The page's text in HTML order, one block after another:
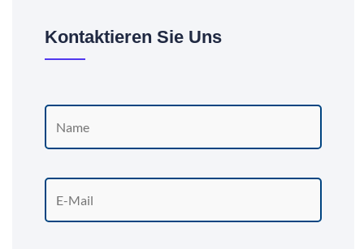
Kontaktieren Sie Uns